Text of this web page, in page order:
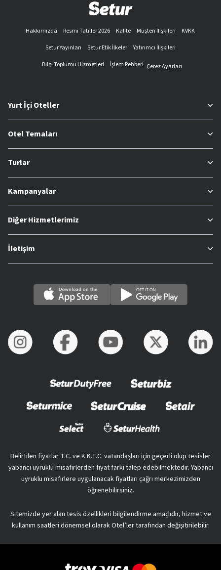
Hakkımızda Resmi Tatiller 2026 Kalite Müşteri İlişkileri
KVKK
Setur Yayınları
Setur Etik İlkeler
Yatırımcı İlişkileri
Bilgi Toplumu Hizmetleri
İşlem Rehberi Çerez Ayarları
Yurt İçi Oteller
Otel Temaları
Turlar
Kampanyalar
Diğer Hizmetlerimiz
İletişim
Belirtilen fiyatlar T.C. ve K.K.T.C. vatandaşları için geçerli olup tesisler
yabancı uyruklu misafirlerden fiyat farkı talep edebilmektedir. Yabancı
uyruklu misafirlere uygulanacak fiyatları çağrı merkezimizden
öğrenebilirsiniz.
Sitemizde yer alan tesis özellikleri bilgilendirme amaçlıdır, hizmet ve
kullanım saatleri dönemsel olarak Otel’ler tarafından değişitirilebilir.